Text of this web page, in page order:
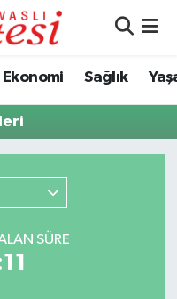
Ekonomi Sağlık
SÜRE
Fikstür